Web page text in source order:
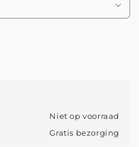
Niet op voorraad
Gratis bezorging